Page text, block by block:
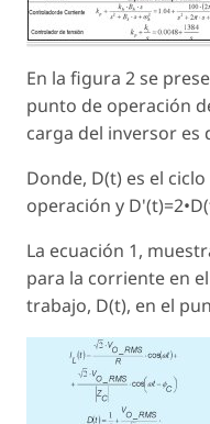
En la figura 2 se
punto de operación
carga del inversor es
Donde, D(t) es el
operación y D'(t)=2•D
La ecuación 1,
para la corriente en
trabajo, D(t), en el